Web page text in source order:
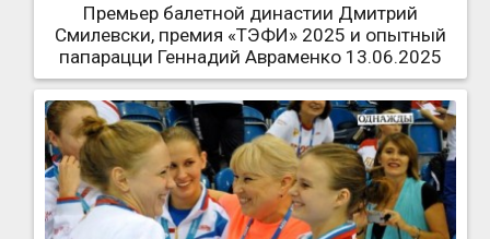
Премьер балетной династии Дмитрий
Смилевски, премия «ТЭФИ» 2025 и опытный
папарацци Геннадий Авраменко 13.06.2025